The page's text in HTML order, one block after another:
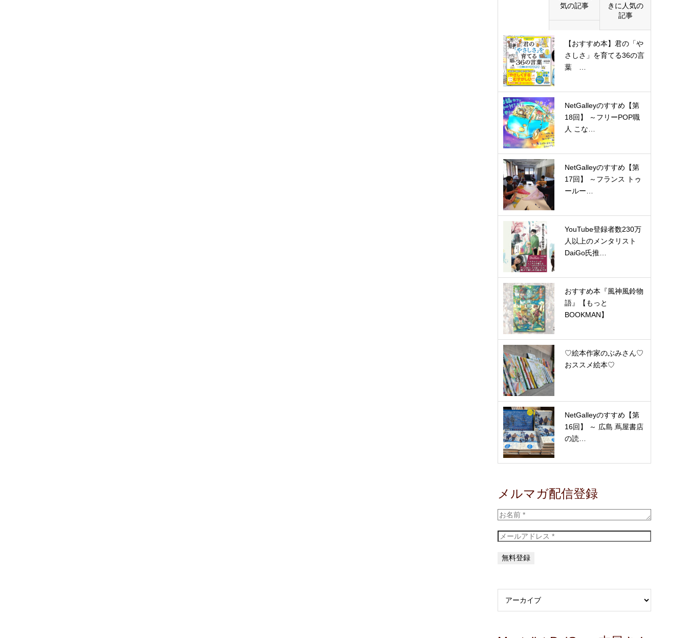
気の記事
きに人気の
記事
【おすすめ本】君の「や
さしさ」を育てる36の言
葉 …
NetGalleyのすすめ【第
18回】 ～フリーPOP職
人 こな…
NetGalleyのすすめ【第
17回】 ～フランス トゥ
ールー…
YouTube登録者数230万
人以上のメンタリスト
DaiGo氏推…
おすすめ本『風神風鈴物
語』【もっと
BOOKMAN】
♡絵本作家のぶみさん♡
おススメ絵本♡
NetGalleyのすすめ【第
16回】 ～ 広島 蔦屋書店
の読…
メルマガ配信登録